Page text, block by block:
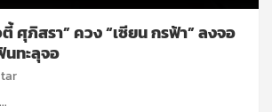
ศุภิสรา” ควง “เซียน กรฟ้า” ลงจอ
นทะลุจอ